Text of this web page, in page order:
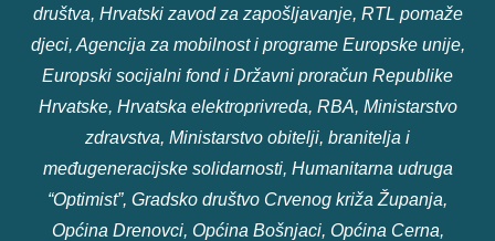
društva, Hrvatski zavod za zapošljavanje, RTL pomaže
djeci, Agencija za mobilnost i programe Europske unije,
Europski socijalni fond i Državni proračun Republike
Hrvatske, Hrvatska elektroprivreda, RBA, Ministarstvo
zdravstva, Ministarstvo obitelji, branitelja i
međugeneracijske solidarnosti, Humanitarna udruga
“Optimist”, Gradsko društvo Crvenog križa Županja,
Općina Drenovci, Općina Bošnjaci, Općina Cerna,